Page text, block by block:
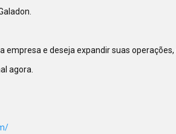
empresa e deseja expandir suas
agora.